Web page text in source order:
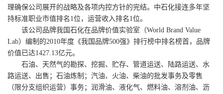
理确保公司展开的战略及各项内控方针的完结。中石化接连多年坚
持标准职业市值排名1位，运营收入排名1位。
该公司品牌我国石化在品牌价值实验室（World Brand Value
Lab）编制的2010年度《我国品牌500强》排行榜中排名榜首，品牌
价值已达1427.13亿元。
石油、天然气的勘探、挖掘、贮存、管道运送、陆路运送、水
路运送、出售；石油炼制；汽油、火油、柴油的批发事务及零售
（限分支组织运营）事务；润滑油、液化气、燃料油、溶剂油、沥